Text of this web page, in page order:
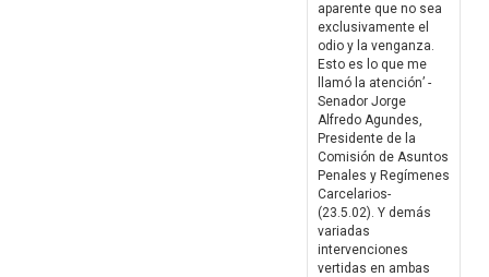
aparente que no sea
exclusivamente el
odio y la venganza.
Esto es lo que me
llamó la atención’ -
Senador Jorge
Alfredo Agundes,
Presidente de la
Comisión de Asuntos
Penales y Regímenes
Carcelarios-
(23.5.02). Y demás
variadas
intervenciones
vertidas en ambas